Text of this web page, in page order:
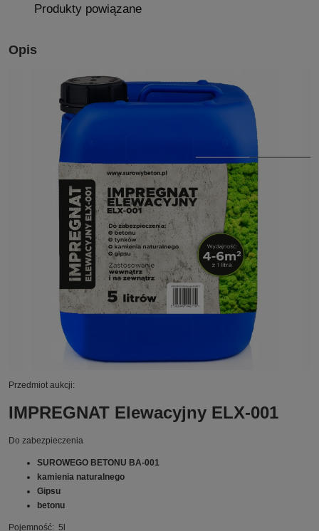
Produkty powiązane
Opis
Przedmiot aukcji:
IMPREGNAT Elewacyjny ELX-001
Do zabezpieczenia
SUROWEGO BETONU BA-001
kamienia naturalnego
Gipsu
betonu
Pojemność: 5l